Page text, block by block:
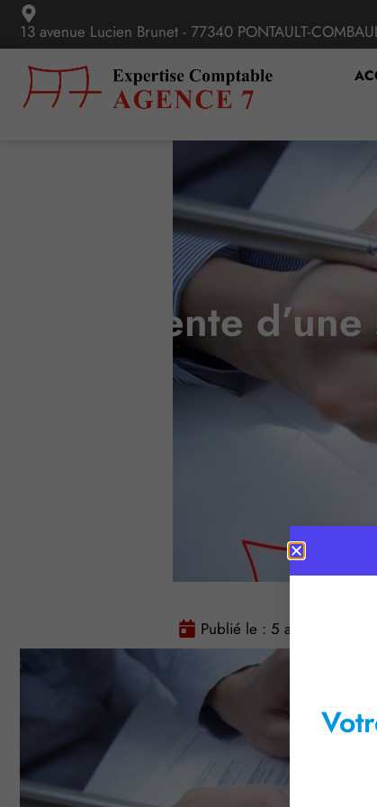
13 avenue Lucien Brunet - 77340 PONTAULT-
Vente
Publié le : 5 avril 2016